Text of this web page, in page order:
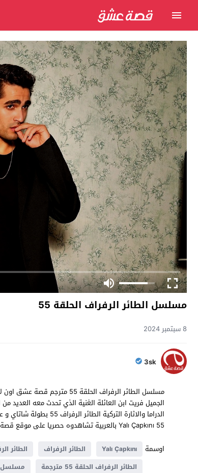
مسلسل الطائر الرفراف الحلقة 55
8 سبتمبر 2024
3sk
الجميل فريت ابن العائلة الغنية الذي تحدث معه
الدراما والاثارة
Yalı Çapkını 55 بالعربية تشاهدوه حصريا على موقع قصة عشق
اوسمة
Yalı Çapkını الطائر الرفراف الطائر
الطائر الرفراف الحلقة 55 مترجمة
مسلسل